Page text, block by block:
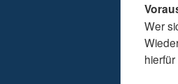
Wer